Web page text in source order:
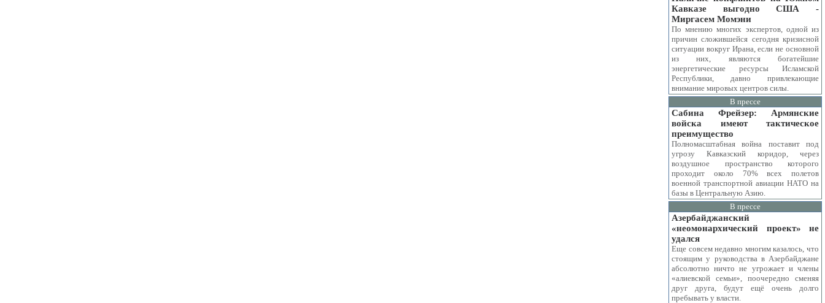
Кавказе выгодно США -
Миргасем Момэни
По мнению многих экспертов, одной из
причин сложившейся сегодня кризисной
ситуации вокруг Ирана, если не основной
из них, являются богатейшие
энергетические ресурсы Исламской
Республики, давно привлекающие
внимание мировых центров силы.
В прессе
Сабина Фрейзер: Армянские
войска имеют тактическое
преимущество
Полномасштабная война поставит под
угрозу Кавказский коридор, через
воздушное пространство которого
проходит около 70% всех полетов
военной транспортной авиации НАТО на
базы в Центральную Азию.
В прессе
Азербайджанский
«неомонархический проект» не
удался
Еще совсем недавно многим казалось, что
стоящим у руководства в Азербайджане
абсолютно ничто не угрожает и члены
«алиевской семьи», поочередно сменяя
друг друга, будут ещё очень долго
пребывать у власти.